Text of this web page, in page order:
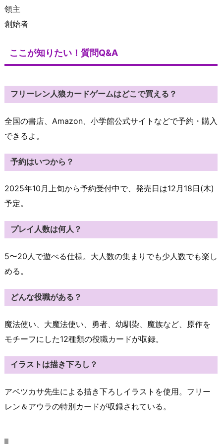
領主
創始者
ここが知りたい！質問Q&A
フリーレン人狼カードゲームはどこで買える？
全国の書店、Amazon、小学館公式サイトなどで予約・購入
できるよ。
予約はいつから？
2025年10月上旬から予約受付中で、発売日は12月18日(木)
予定。
プレイ人数は何人？
5〜20人で遊べる仕様。大人数の集まりでも少人数でも楽し
める。
どんな役職がある？
魔法使い、大魔法使い、勇者、幼馴染、魔族など、原作を
モチーフにした12種類の役職カードが収録。
イラストは描き下ろし？
アベツカサ先生による描き下ろしイラストを使用。フリー
レン＆アウラの特別カードが収録されている。